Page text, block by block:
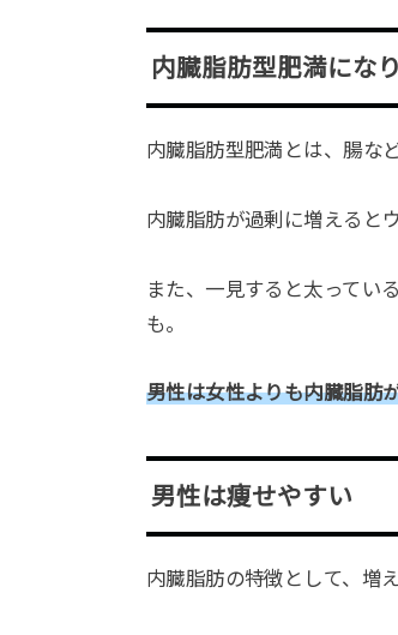
内臓脂肪型肥満にな
内臓脂肪型肥満とは、腸な
内臓脂肪が過剰に増えると
また、一見すると太ってい
も。
男性は女性よりも内臓脂肪
男性は痩せやすい
内臓脂肪の特徴として、増